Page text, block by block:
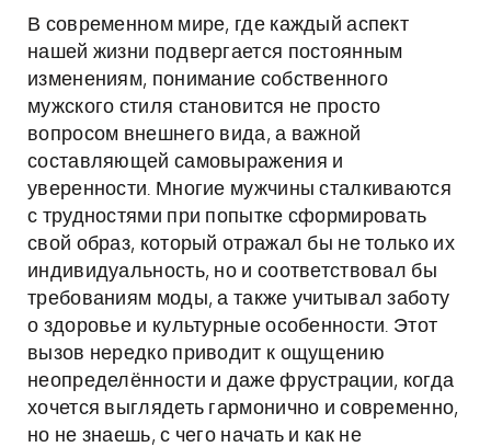
В современном мире, где каждый аспект
нашей жизни подвергается постоянным
изменениям, понимание собственного
мужского стиля становится не просто
вопросом внешнего вида, а важной
составляющей самовыражения и
уверенности. Многие мужчины сталкиваются
с трудностями при попытке сформировать
свой образ, который отражал бы не только их
индивидуальность, но и соответствовал бы
требованиям моды, а также учитывал заботу
о здоровье и культурные особенности. Этот
вызов нередко приводит к ощущению
неопределённости и даже фрустрации, когда
хочется выглядеть гармонично и современно,
но не знаешь, с чего начать и как не